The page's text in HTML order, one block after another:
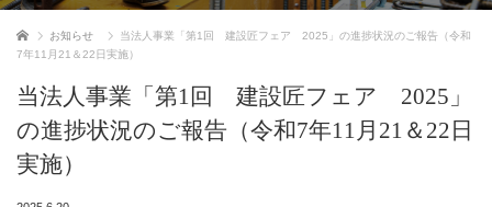
ホーム お知らせ
当法人事業「第1回 建設匠フェア 2025」の進捗状況のご報告（令和
7年11月21＆22日実施）
当法人事業「第1回 建設匠フェア 2025」
の進捗状況のご報告（令和7年11月21＆22日
実施）